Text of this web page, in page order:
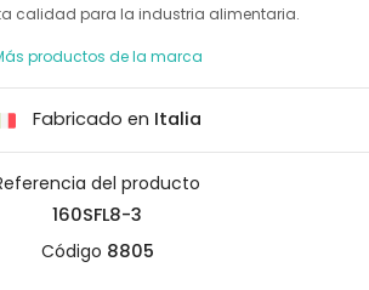
calidad para la industria alimentaria.
productos de la marca
Fabricado en Italia
del producto
160SFL8-3
Código 8805